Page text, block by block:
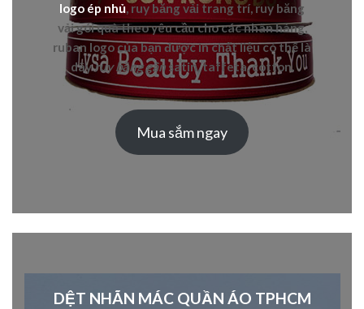
logo ép nhủ, ruy băng vải trang trí, ruy băng
vải gói quà theo yêu cầu cho các nhãn hàng,
ruban logo của bạn được in chất liệu có thể là
dâyruy băng gânsatin, taffeta, cotton.
Mua sắm ngay
DỆT NHÃN MÁC QUẦN ÁO TPHCM